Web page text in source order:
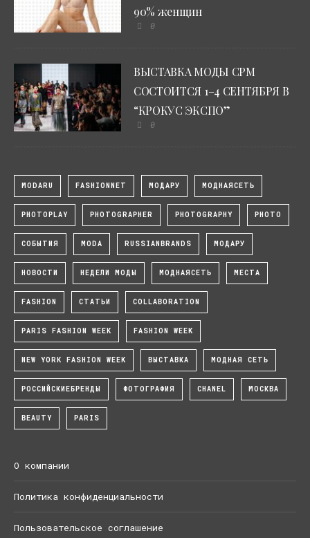
90% женщин
0
ВЫСТАВКА МОДЫ CPM
СОСТОИТСЯ 1–4 СЕНТЯБРЯ В
“КРОКУС ЭКСПО”
0
MODARU FASHIONNET МОДАРУ МОДНАЯСЕТЬ
PHOTOPLAY PHOTOGRAPHER PHOTOGRAPHY PHOTO
СОБЫТИЯ MODA RUSSIANBRANDS МОДАРУ
НОВОСТИ НЕДЕЛИ МОДЫ МОДНАЯСЕТЬ МЕСТА
FASHION СТАТЬИ COLLABORATION
PARIS FASHION WEEK FASHION WEEK
NEW YORK FASHION WEEK ВЫСТАВКА МОДНАЯ СЕТЬ
РОССИЙСКИЕБРЕНДЫ ФОТОГРАФИЯ CHANEL МОСКВА
BEAUTY PARIS
О компании
Политика конфиденциальности
Пользовательское соглашение